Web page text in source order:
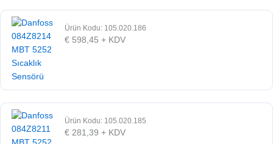
Ürün Kodu: 105.020.186
€ 598,45 + KDV
Ürün Kodu: 105.020.185
€ 281,39 + KDV